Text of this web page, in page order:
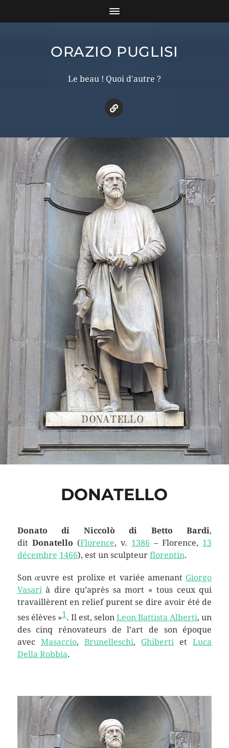
ORAZIO PUGLISI
Le beau ! Quoi d'autre ?
DONATELLO
Donato di Niccolò di Betto Bardi,
dit Donatello (Florence, v. 1386 – Florence, 13
décembre 1466), est un sculpteur florentin.
Son œuvre est prolixe et variée amenant Giorgo
Vasarià dire qu’après sa mort « tous ceux qui
travaillèrent en relief purent se dire avoir été de
ses élèves »1. Il est, selonLeon Battista Alberti, un
des cinq rénovateurs de l’art de son époque
avec Masaccio, Brunelleschi, Ghiberti etLuca
Della Robbia.